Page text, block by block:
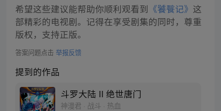
希望这些建议能帮助你顺利观看到 《饕餮记》 这
部精彩的电视剧。记得在享受剧集的同时，尊重
版权，支持正版。
答案问题点击 举报反馈
提到的作品
斗罗大陆 II 绝世唐门
神漫君 · 战斗 · 热血